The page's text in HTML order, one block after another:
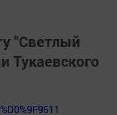
"Светлый
Тукаевского